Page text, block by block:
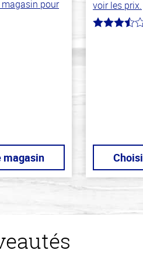
pour
magasin
voir les prix.
3.8